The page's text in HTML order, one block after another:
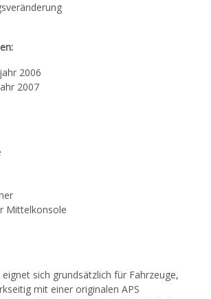
2006
2007
Mittelkonsole
eignet sich grundsätzlich für Fahrzeuge,
mit einer originalen APS